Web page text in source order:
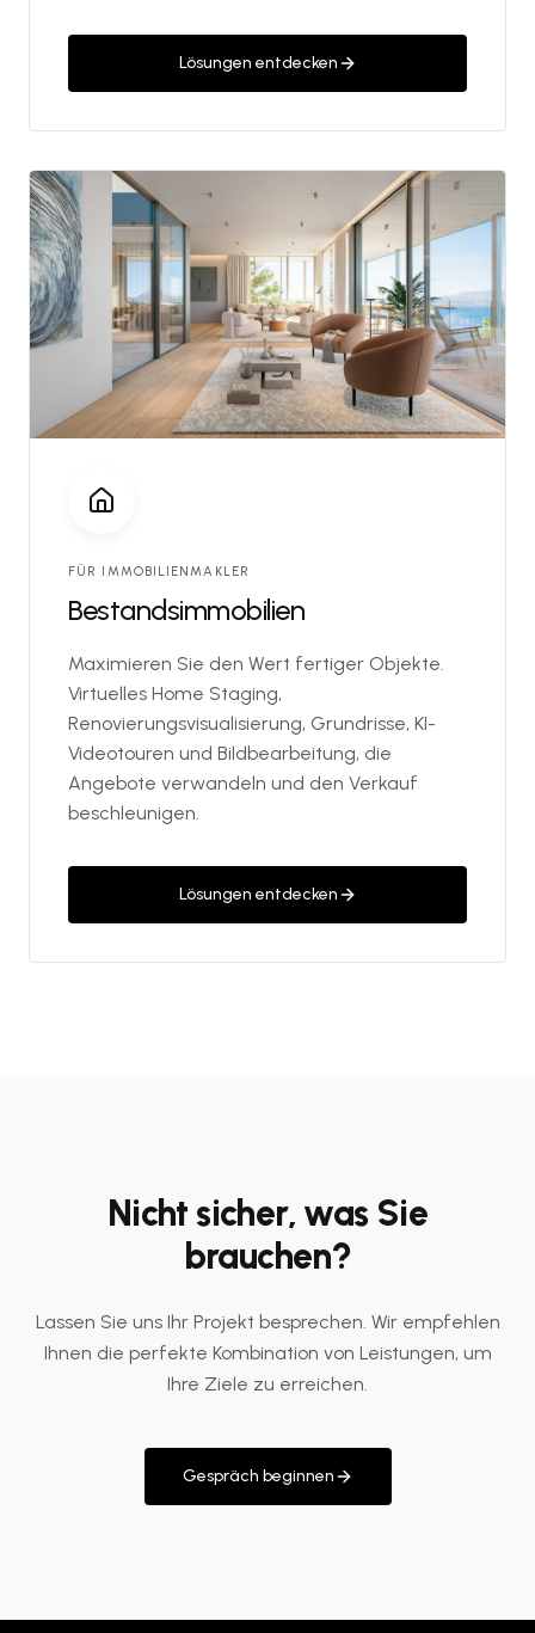
Lösungen entdecken
FÜR IMMOBILIENMAKLER
Bestandsimmobilien
Maximieren Sie den Wert fertiger Objekte.
Virtuelles Home Staging,
Renovierungsvisualisierung, Grundrisse, KI-
Videotouren und Bildbearbeitung, die
Angebote verwandeln und den Verkauf
beschleunigen.
Lösungen entdecken
Nicht sicher, was Sie
brauchen?
Lassen Sie uns Ihr Projekt besprechen. Wir empfehlen
Ihnen die perfekte Kombination von Leistungen, um
Ihre Ziele zu erreichen.
Gespräch beginnen